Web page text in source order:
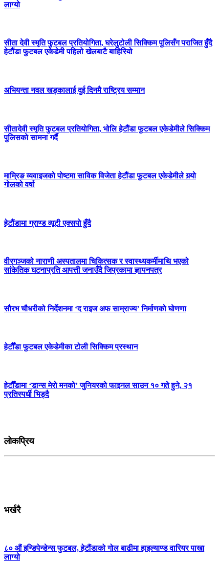
लाग्यो
सीता देवी स्मृति फुटबल प्रतियोगिता, घरेलुटोली सिक्किम पुलिसँग पराजित हुँदै
हेटौंडा फुटबल एकेडेमी पहिलो खेलबाटै बाहिरियो
अभियन्ता नवल खड्कालाई दुई दिनमै राष्ट्रिय सम्मान
सीतादेवी स्मृति फुटबल प्रतियोगिता, भोलि हेटौंडा फुटबल एकेडेमीले सिक्किम
पुलिसको सामना गर्दै
माम्रिङ व्यवाइजको पोष्टमा साविक विजेता हेटौंडा फुटबल एकेडेमीले गर्‍यो
गोलको वर्षा
हेटौंडामा ग्राण्ड व्यूटी एक्सपो हुँदै
वीरगञ्जको नाराणी अस्पतालमा चिकित्सक र स्वास्थ्यकर्मीमाथि भएको
सांकेतिक घटनाप्रति आपत्ती जनाउँदै जिप्रकामा ज्ञापनपत्र
सौरभ चौधरीको निर्देशनमा ‘द राइज अफ साम्राज्य’ निर्माणको घोणणा
हेटौँडा फुटबल एकेडेमीका टोली सिक्किम प्रस्थान
हेटौँडामा ‘डान्स मेरो मनको’ जुनियरको फाइनल साउन १० गते हुने, २१
प्रतिस्पर्धी भिड्दै
लोकप्रिय
भर्खरै
८० औं इन्डिपेन्डेन्स फुटबल, हेटौंडाको गोल बाढीमा हाइल्याण्ड वारियर पाखा
लाग्यो